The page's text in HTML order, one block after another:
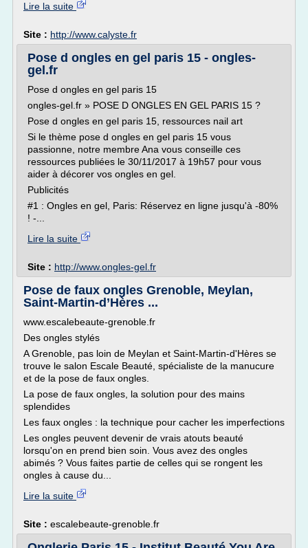
Lire la suite
Site : http://www.calyste.fr
Pose d ongles en gel paris 15 - ongles-
gel.fr
Pose d ongles en gel paris 15
ongles-gel.fr » POSE D ONGLES EN GEL PARIS 15 ?
Pose d ongles en gel paris 15, ressources nail art
Si le thème pose d ongles en gel paris 15 vous
passionne, notre membre Ana vous conseille ces
ressources publiées le 30/11/2017 à 19h57 pour vous
aider à décorer vos ongles en gel.
Publicités
#1 : Ongles en gel, Paris: Réservez en ligne jusqu'à -80%
! -...
Lire la suite
Site : http://www.ongles-gel.fr
Pose de faux ongles Grenoble, Meylan,
Saint-Martin-d’Hères ...
www.escalebeaute-grenoble.fr
Des ongles stylés
A Grenoble, pas loin de Meylan et Saint-Martin-d'Hères se
trouve le salon Escale Beauté, spécialiste de la manucure
et de la pose de faux ongles.
La pose de faux ongles, la solution pour des mains
splendides
Les faux ongles : la technique pour cacher les imperfections
Les ongles peuvent devenir de vrais atouts beauté
lorsqu'on en prend bien soin. Vous avez des ongles
abimés ? Vous faites partie de celles qui se rongent les
ongles à cause du...
Lire la suite
Site : escalebeaute-grenoble.fr